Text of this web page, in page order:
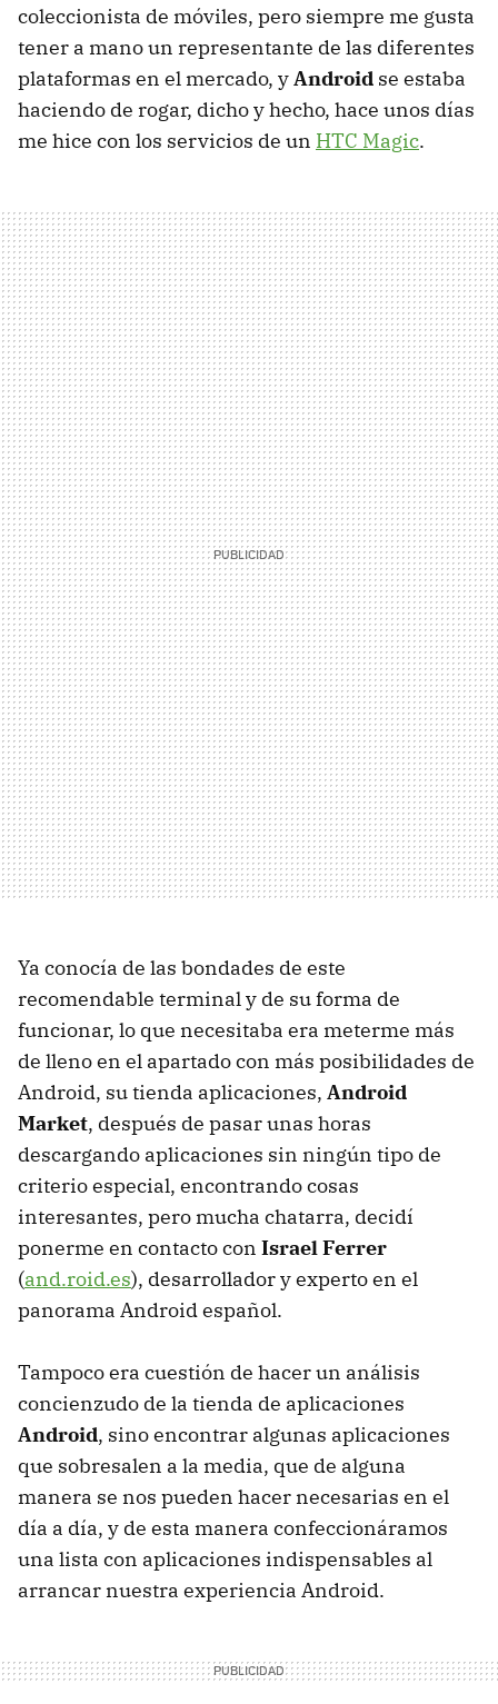
coleccionista de móviles, pero siempre me gusta
tener a mano un representante de las diferentes
plataformas en el mercado, yAndroid se estaba
haciendo de rogar, dicho y hecho, hace unos días
me hice con los servicios de un HTC Magic.
Ya conocía de las bondades de este
recomendable terminal y de su forma de
funcionar, lo que necesitaba era meterme más
de lleno en el apartado con más posibilidades de
Android, su tienda aplicaciones, Android
Market, después de pasar unas horas
descargando aplicaciones sin ningún tipo de
criterio especial, encontrando cosas
interesantes, pero mucha chatarra, decidí
ponerme en contacto con Israel Ferrer
(and.roid.es), desarrollador y experto en el
panorama Android español.
Tampoco era cuestión de hacer un análisis
concienzudo de la tienda de aplicaciones
Android, sino encontrar algunas aplicaciones
que sobresalen a la media, que de alguna
manera se nos pueden hacer necesarias en el
día a día, y de esta manera confeccionáramos
una lista con aplicaciones indispensables al
arrancar nuestra experiencia Android.